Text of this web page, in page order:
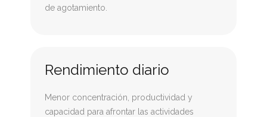
de agotamiento.
Rendimiento diario
Menor concentración, productividad y
capacidad para afrontar las actividades